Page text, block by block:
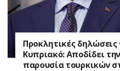
Προκλητικές δηλώσεις
Κυπριακό: Αποδίδει
παρουσία τουρκικών